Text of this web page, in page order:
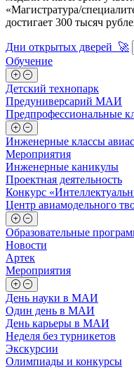
«Магистратура/
достигает 300 тысяч
Дни открытых дверей 🚀
Обучение
Детский технопарк
Предуниверсарий МАИ
Предпрофессиональные
Инженерные классы
Мероприятия
Инженерные каникулы
Проектная деятельность
Конкурс
Центр авиамодельного
Образовательные
Новости
Артек
Мероприятия
День науки в МАИ
Один день в МАИ
День карьеры в МАИ
Неделя без турникетов
Экскурсии
Олимпиады и конкурсы